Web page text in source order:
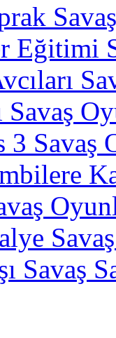
Eğitimi
Savaş
3 Savaş
Savaş